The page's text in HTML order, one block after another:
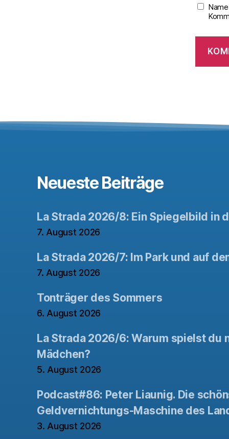
Neueste Beiträge
La Strada 2026/8: Ein Spiegelbild in
7. August 2026
La Strada 2026/7: Im Park und auf
7. August 2026
Tonträger des Sommers
6. August 2026
La Strada 2026/6: Warum spielst du
Mädchen?
5. August 2026
Podcast#86: Peter Liaunig. Die
Geldvernichtungs-Maschine des
3. August 2026